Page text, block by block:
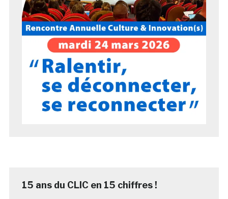
15 ans du CLIC en 15 chiffres !